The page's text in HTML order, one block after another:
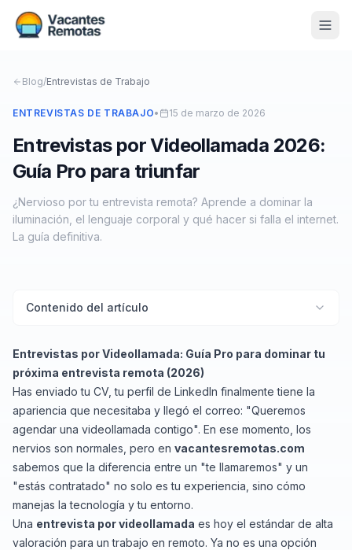
Vacantes
Blog
Nosotros
Contacto
Calculadora Freelance
Blog/Entrevistas de Trabajo
ENTREVISTAS DE TRABAJO• 15 de marzo de 2026
Entrevistas por Videollamada 2026:
Guía Pro para triunfar
¿Nervioso por tu entrevista remota? Aprende a dominar la
iluminación, el lenguaje corporal y qué hacer si falla el internet.
La guía definitiva.
Contenido del artículo
Entrevistas por Videollamada: Guía Pro para dominar tu
próxima entrevista remota (2026)
Has enviado tu CV, tu perfil de LinkedIn finalmente tiene la
apariencia que necesitaba y llegó el correo: "Queremos
agendar una videollamada contigo". En ese momento, los
nervios son normales, pero en vacantesremotas.com
sabemos que la diferencia entre un "te llamaremos" y un
"estás contratado" no solo es tu experiencia, sino cómo
manejas la tecnología y tu entorno.
Una entrevista por videollamada es hoy el estándar de alta
valoración para un trabajo en remoto. Ya no es una opción